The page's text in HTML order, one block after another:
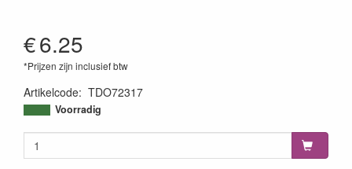
€6.25
*Prijzen zijn inclusief btw
Artikelcode: TDO72317
789541072317
Voorradig